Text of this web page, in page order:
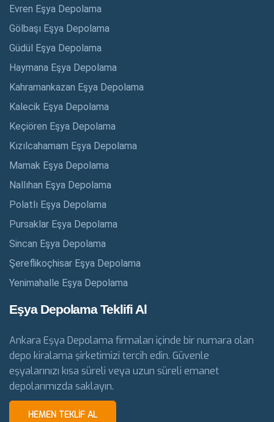
Evren Eşya Depolama
Gölbaşı Eşya Depolama
Güdül Eşya Depolama
Haymana Eşya Depolama
Kahramankazan Eşya Depolama
Kalecik Eşya Depolama
Keçiören Eşya Depolama
Kızılcahamam Eşya Depolama
Mamak Eşya Depolama
Nallıhan Eşya Depolama
Polatlı Eşya Depolama
Pursaklar Eşya Depolama
Sincan Eşya Depolama
Şereflikoçhisar Eşya Depolama
Yenimahalle Eşya Depolama
Eşya Depolama Teklifi Al
Ankara Eşya Depolama firmaları içinde bir numara olan
depo kiralama şirketimizi tercih edin. Güvenle
eşyalarınızı kısa süreli veya uzun süreli emanet
depolarımızda saklayın.
HEMEN TEKLIF AL